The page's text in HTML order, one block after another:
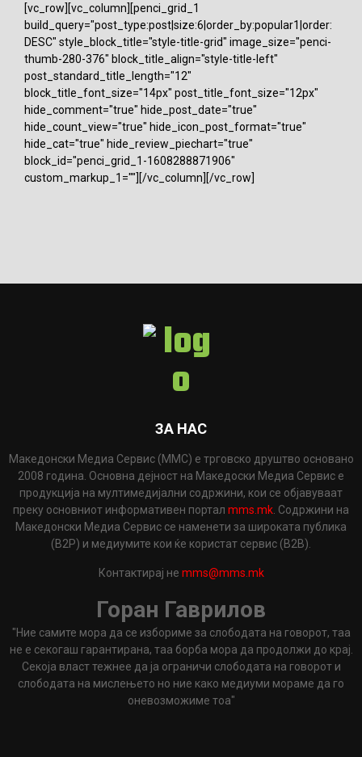
[vc_row][vc_column][penci_grid_1
build_query="post_type:post|size:6|order_by:popular1|order:
DESC" style_block_title="style-title-grid" image_size="penci-
thumb-280-376" block_title_align="style-title-left"
post_standard_title_length="12"
block_title_font_size="14px" post_title_font_size="12px"
hide_comment="true" hide_post_date="true"
hide_count_view="true" hide_icon_post_format="true"
hide_cat="true" hide_review_piechart="true"
block_id="penci_grid_1-1608288871906"
custom_markup_1=""][/vc_column][/vc_row]
ЗА НАС
Македонски Медиа Сервис (ММС) е трговско друштво основано
2008 година. Основна дејност на Македоски Медиа Сервис е
продукција на мултимедијални содржини, кои се објавуваат
преку основниот информативен портал mms.mk . Содржини на
Македонски Медиа Сервис се наменети за широката публика
(B2P) и медиумите кои ќе користат сервис (B2B).
Контактирај не mms@mms.mk
Горан Гаврилов
"Ние самите мора да се избориме за слободата на говорот, таа
не е секогаш гарантирана, таа борба мора да продолжи до крај.
Секоја власт тежнее да ја ограничи слободата на говорот и
слободата на мислењето но ние како медиуми мораме да го
оневозможиме тоа"